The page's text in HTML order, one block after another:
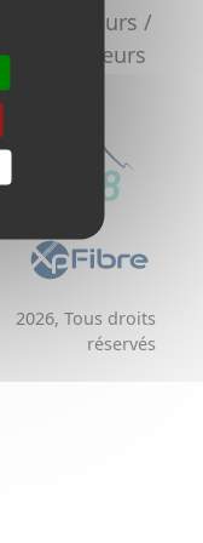
Promoteurs /
Aménageurs
2026, Tous droits
réservés